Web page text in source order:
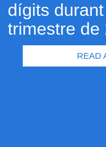
dígits
trimestre de
READ